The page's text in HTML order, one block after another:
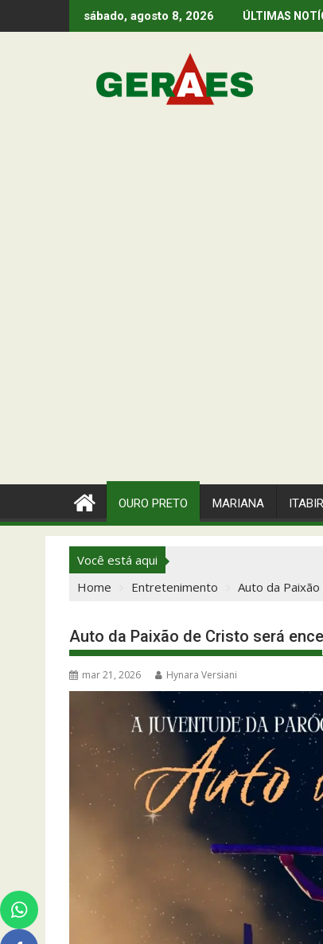
to
sábado, agosto 8, 2026 ÚLTIMAS
OURO PRETO MARIANA
Você está aqui
Home
Entretenimento Auto da
Auto da Paixão de Cristo será
mar 21, 2026 Hynara Versiani